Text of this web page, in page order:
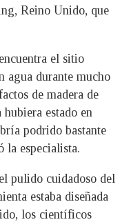
Reino Unido, que
el sitio
agua durante mucho
de madera de
estado en
podrido bastante
la especialista.
pulido cuidadoso del
estaba diseñada
los científicos